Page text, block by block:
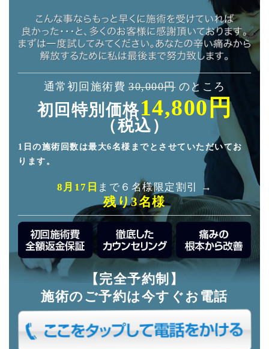
通常初回施術費 30,000円 のところ
初回特別価格14,800円
（税込）
1日の施術回数は最大6名様までとさせていただいてお
ります。
8月17日 まで６名様限定割引 →
残り3名様
【完全予約制】
施術のご予約は今すぐお電話